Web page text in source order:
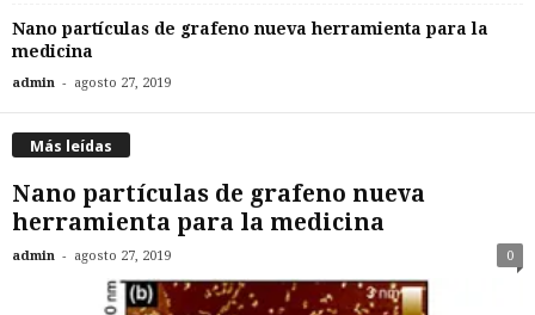
Nano partículas de grafeno nueva herramienta para la
medicina
admin - agosto 27, 2019
Más leídas
Nano partículas de grafeno nueva
herramienta para la medicina
admin - agosto 27, 2019 0